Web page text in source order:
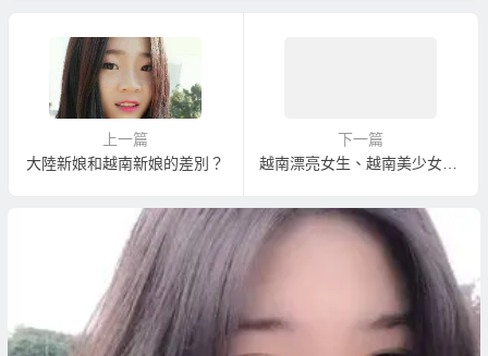
上一篇
大陸新娘和越南新娘的差別？
下一篇
越南漂亮女生、越南美少女、越南正妹、越南奧黛美女社團常見問答